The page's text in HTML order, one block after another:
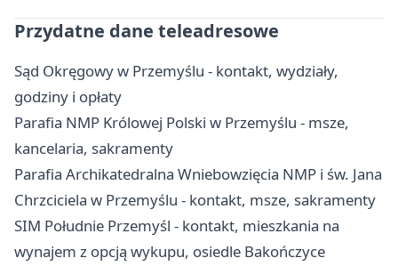
Przydatne dane teleadresowe
Sąd Okręgowy w Przemyślu - kontakt, wydziały,
godziny i opłaty
Parafia NMP Królowej Polski w Przemyślu - msze,
kancelaria, sakramenty
Parafia Archikatedralna Wniebowzięcia NMP i św. Jana
Chrzciciela w Przemyślu - kontakt, msze, sakramenty
SIM Południe Przemyśl - kontakt, mieszkania na
wynajem z opcją wykupu, osiedle Bakończyce